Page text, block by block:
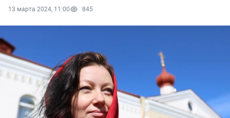
13 марта 2024, 11:00 845